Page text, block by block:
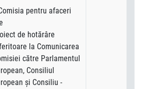
pentru afaceri
de hotărâre
la Comunicarea
către Parlamentul
Consiliul
şi Consiliu -